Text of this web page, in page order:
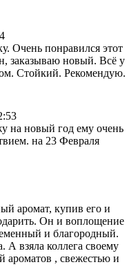
Очень понравился этот
заказываю новый. Всё у
Стойкий. Рекомендую.
на новый год ему очень
на 23 Февраля
аромат, купив его и
Он и воплощение
и благородный.
взяла коллега своему
ароматов , свежестью и